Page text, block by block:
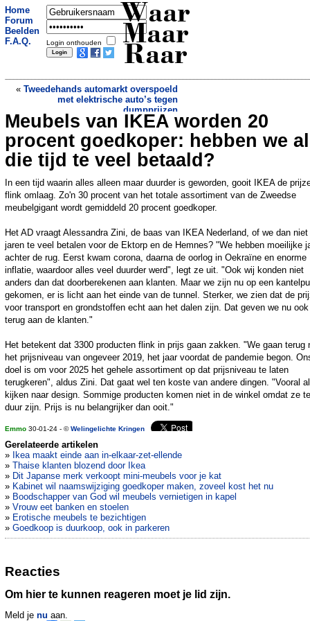
Home
Forum
Beelden
F.A.Q.
Login onthouden
Waar
Maar
Raar
« Tweedehands automarkt overspoeld
met elektrische auto’s tegen
dumpprijzen
Krater op rode planeet was ooit een
meer, bevestigt Marsrover
»
Meubels van IKEA worden 20
procent goedkoper: hebben we al
die tijd te veel betaald?
In een tijd waarin alles alleen maar duurder is geworden, gooit IKEA de
flink omlaag. Zo'n 30 procent van het totale assortiment van de Zweedse
meubelgigant wordt gemiddeld 20 procent goedkoper.
Het AD vraagt Alessandra Zini, de baas van IKEA Nederland, of we dan niet
jaren te veel betalen voor de Ektorp en de Hemnes? "We hebben moeilijke
achter de rug. Eerst kwam corona, daarna de oorlog in Oekraïne en enorme
inflatie, waardoor alles veel duurder werd", legt ze uit. "Ook wij konden niet
anders dan dat doorberekenen aan klanten. Maar we zijn nu op een
gekomen, er is licht aan het einde van de tunnel. Sterker, we zien dat de
voor transport en grondstoffen echt aan het dalen zijn. Dat geven we nu ook
terug aan de klanten."
Het betekent dat 3300 producten flink in prijs gaan zakken. "We gaan terug
het prijsniveau van ongeveer 2019, het jaar voordat de pandemie begon.
doel is om voor 2025 het gehele assortiment op dat prijsniveau te laten
terugkeren", aldus Zini. Dat gaat wel ten koste van andere dingen. "Vooral
kijken naar design. Sommige producten komen niet in de winkel omdat ze te
duur zijn. Prijs is nu belangrijker dan ooit."
Emmo 30-01-24 - ©Welingelichte Kringen
Gerelateerde artikelen
»
Ikea maakt einde aan in-elkaar-zet-ellende
» Thaise klanten blozend door Ikea
» Dit Japanse merk verkoopt mini-meubels voor je kat
» Kabinet wil naamswijziging goedkoper maken, zoveel kost het nu
» Boodschapper van God wil meubels vernietigen in kapel
» Vrouw eet banken en stoelen
» Erotische meubels te bezichtigen
» Goedkoop is duurkoop, ook in parkeren
Reacties
Om hier te kunnen reageren moet je lid zijn.
Meld je nu aan.